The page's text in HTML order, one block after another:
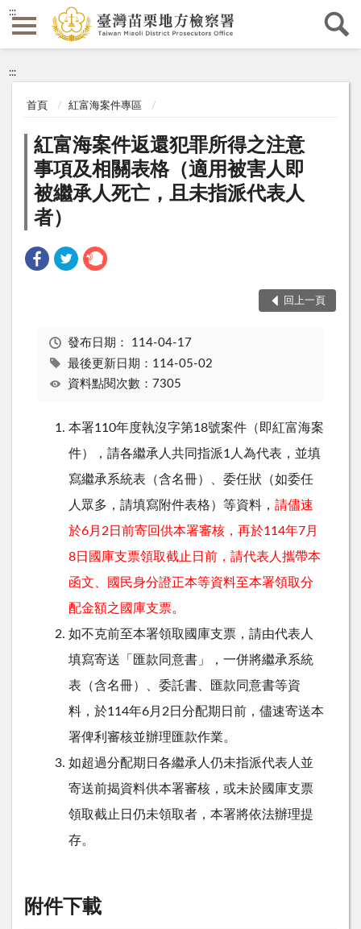
:::
:::
首頁 紅富海案件專區
紅富海案件返還犯罪所得之注意
事項及相關表格（適用被害人即
被繼承人死亡，且未指派代表人
者）
回上一頁
發布日期： 114-04-17
最後更新日期：114-05-02
資料點閱次數：7305
本署110年度執沒字第18號案件（即紅富海案
件），請各繼承人共同指派1人為代表，並填
寫繼承系統表（含名冊）、委任狀（如委任
人眾多，請填寫附件表格）等資料， 請儘速
於6月2日前寄回供本署審核，再於114年7月
8日國庫支票領取截止日前，請代表人攜帶本
函文、國民身分證正本等資料至本署領取分
配金額之國庫支票。
如不克前至本署領取國庫支票，請由代表人
填寫寄送「匯款同意書」，一併將繼承系統
表（含名冊）、委託書、匯款同意書等資
料，於114年6月2日分配期日前，儘速寄送本
署俾利審核並辦理匯款作業。
如超過分配期日各繼承人仍未指派代表人並
寄送前揭資料供本署審核，或未於國庫支票
領取截止日仍未領取者，本署將依法辦理提
存。
附件下載